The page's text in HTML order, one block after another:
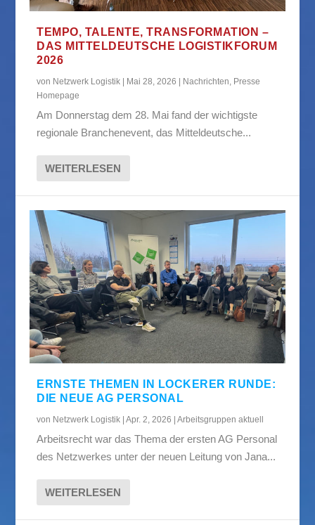
TEMPO, TALENTE, TRANSFORMATION –
DAS MITTELDEUTSCHE LOGISTIKFORUM
2026
von Netzwerk Logistik | Mai 28, 2026 | Nachrichten Presse
Homepage
Am Donnerstag dem 28. Mai fand der wichtigste
regionale Branchenevent, das Mitteldeutsche...
WEITERLESEN
ERNSTE THEMEN IN LOCKERER RUNDE:
DIE NEUE AG PERSONAL
von Netzwerk Logistik |Apr. 2, 2026 |Arbeitsgruppen aktuell
Arbeitsrecht war das Thema der ersten AG Personal
des Netzwerkes unter der neuen Leitung von Jana...
WEITERLESEN